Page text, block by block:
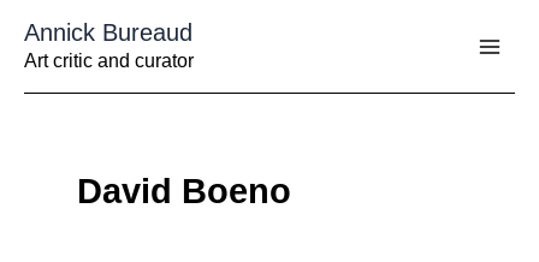
contenu
Annick Bureaud
Art critic and curator
David Boeno